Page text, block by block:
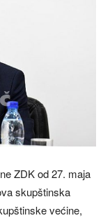
ZDK od 27. maja
skupštinska
većine,